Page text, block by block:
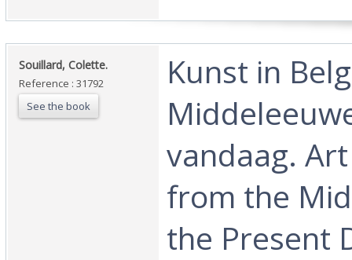
‎Souillard, Colette.‎
Reference : 31792
See the book
‎Kunst in
vandaag.
from the
the Present